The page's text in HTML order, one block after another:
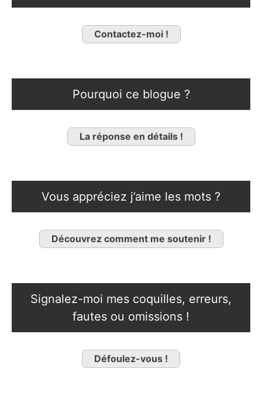
Contactez-moi !
Pourquoi ce blogue ?
La réponse en détails !
Vous appréciez j’aime les mots ?
Découvrez comment me soutenir !
Signalez-moi mes coquilles, erreurs,
fautes ou omissions !
Défoulez-vous !